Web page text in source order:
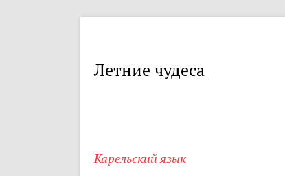
Летние чудеса
Карельский язык